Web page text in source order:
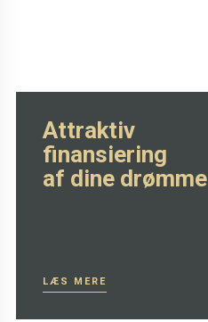
Attraktiv
finansiering
af dine drømme
LÆS MERE